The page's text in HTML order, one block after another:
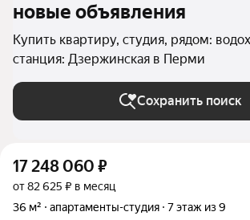
новые объявления
Купить квартиру, студия, рядом:
станция: Дзержинская в Перми
Сохранить поиск
17 248 060 ₽
от 82 625 ₽ в месяц
36 м²
апартаменты-студия 7 этаж из 9